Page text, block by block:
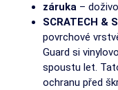
záruka –
SCRATECH &
povrchové
Guard si
spoustu let.
ochranu před